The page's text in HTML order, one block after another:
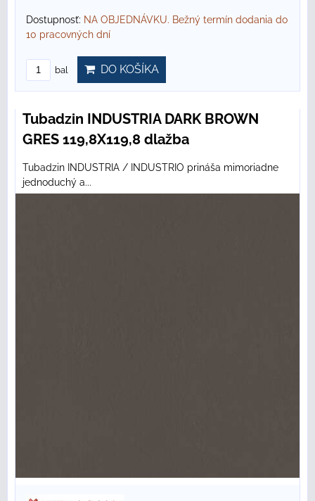
Dostupnosť: NA OBJEDNÁVKU. Bežný termín dodania do
10 pracovných dní
bal DO KOŠÍKA
Tubadzin INDUSTRIA DARK BROWN
GRES 119,8X119,8 dlažba
Tubadzin INDUSTRIA / INDUSTRIO prináša mimoriadne
jednoduchý a...